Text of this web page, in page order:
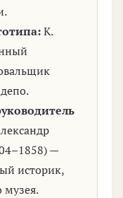
К.
—
историк,
музея.